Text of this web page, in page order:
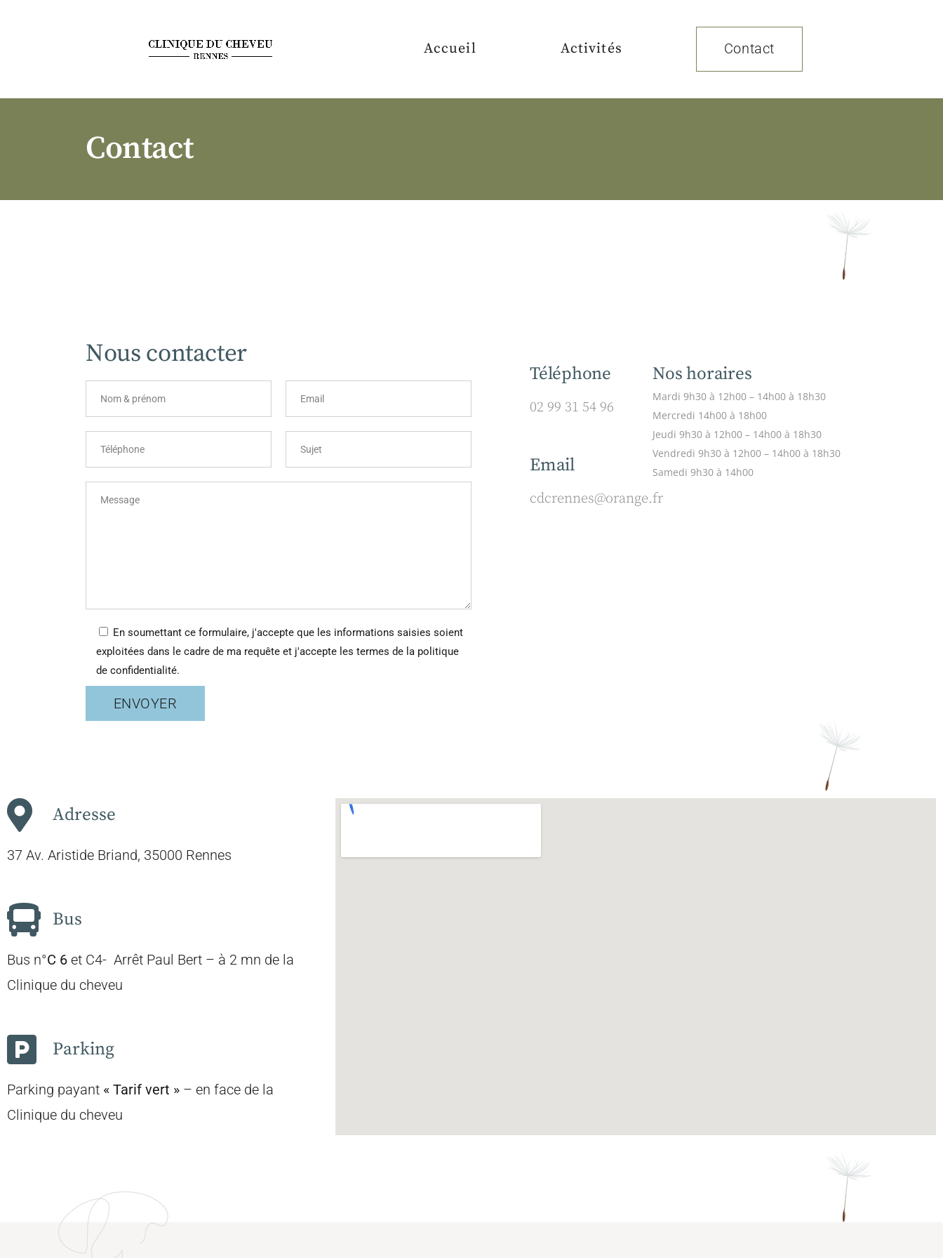
Accueil Activités Contact
Contact
Nous contacter
En soumettant ce formulaire, j'accepte que les informations saisies soient
exploitées dans le cadre de ma requête et j'accepte les termes de la politique
de confidentialité.
ENVOYER
Téléphone
02 99 31 54 96
Email
cdcrennes@orange.fr
Nos horaires
Mardi9h30 à 12h00 – 14h00 à 18h30
Mercredi 14h00 à 18h00
Jeudi9h30 à 12h00 – 14h00 à 18h30
Vendredi9h30 à 12h00 – 14h00 à 18h30
Samedi9h30 à 14h00
Adresse
37 Av. Aristide Briand, 35000 Rennes
Bus
Bus n°C 6 et C4- Arrêt Paul Bert – à 2 mn de la
Clinique du cheveu
Parking
Parking payant « Tarif vert » – en face de la
Clinique du cheveu